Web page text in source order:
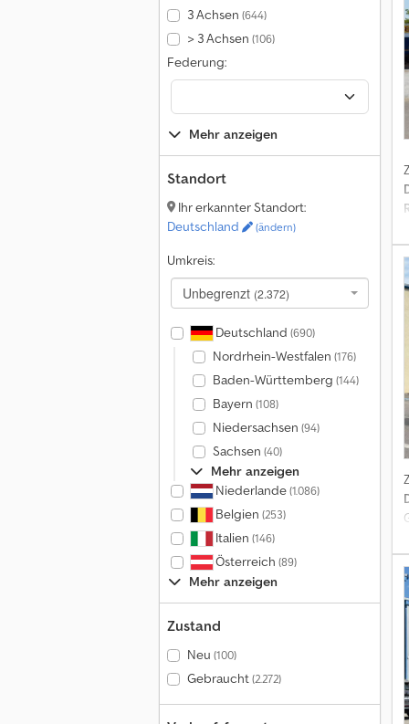
3 Achsen (644)
> 3 Achsen (106)
Federung:
Mehr anzeigen
Standort
Ihr erkannter Standort:
Deutschland
(ändern)
Umkreis:
Unbegrenzt (2.372)
Deutschland (690)
Nordrhein-Westfalen (176)
Baden-Württemberg (144)
Bayern (108)
Niedersachsen (94)
Sachsen (40)
Mehr anzeigen
Niederlande(1.086)
Belgien (253)
Italien (146)
Österreich (89)
Mehr anzeigen
Zustand
Neu (100)
Gebraucht(2.272)